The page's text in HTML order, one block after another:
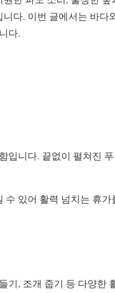
다. 이번 글에서는 바
다.
입니다. 끝없이 펼쳐진
있어 활력 넘치는 휴
기, 조개 줍기 등 다양한